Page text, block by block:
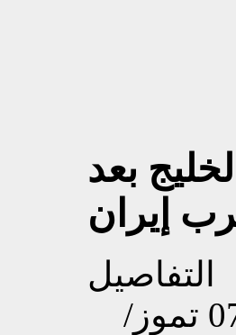
بعد
إيران
التفاصيل
تم إنشاءه بتاريخ الثلاثاء, 07 تموز/